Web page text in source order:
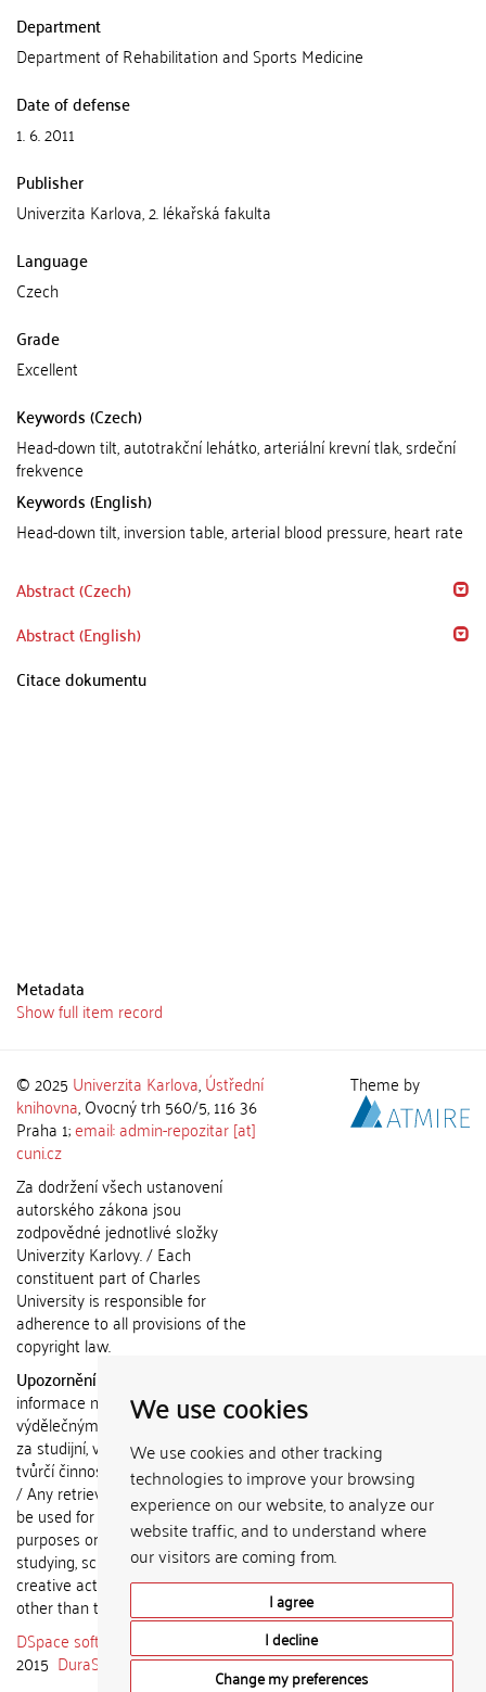
We use cookies
We use cookies and other tracking
technologies to improve your browsing
experience on our website, to analyze our
website traffic, and to understand where
our visitors are coming from.
I agree
I decline
Change my preferences
Department
Department of Rehabilitation and Sports Medicine
Date of defense
1. 6. 2011
Publisher
Univerzita Karlova, 2. lékařská fakulta
Language
Czech
Grade
Excellent
Keywords (Czech)
Head-down tilt, autotrakční lehátko, arteriální krevní tlak, srdeční
frekvence
Keywords (English)
Head-down tilt, inversion table, arterial blood pressure, heart rate
Abstract (Czech)
Abstract (English)
Citace dokumentu
Metadata
Show full item record
© 2025 Univerzita Karlova,Ústřední
knihovna, Ovocný trh 560/5, 116 36
Praha 1;email: admin-repozitar [at]
cuni.cz
Za dodržení všech ustanovení
autorského zákona jsou
zodpovědné jednotlivé složky
Univerzity Karlovy. / Each
constituent part of Charles
University is responsible for
adherence to all provisions of the
copyright law.
Upozornění / Notice:
informace nemohou být použity k
výdělečným účelům nebo vydávány
za studijní, vědeckou nebo jinou
tvůrčí činnost jiné osoby než autora.
/ Any retrieved information shall not
be used for any commercial
purposes or claimed as results of
studying, scientific or any other
creative activities of any person
other than the author.
DSpace software
2015 DuraSpace
Theme by